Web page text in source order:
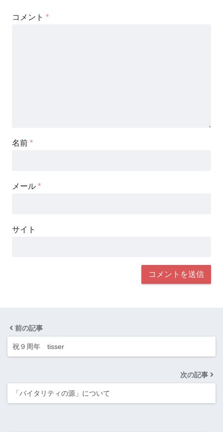
コメント *
名前 *
メール *
サイト
前の記事
祝９周年 tisser
次の記事
「バイタリティの源」について